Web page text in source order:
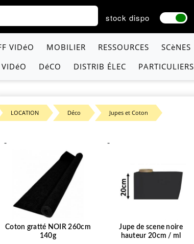
stock dispo
VIDéO MOBILIER RESSOURCES SCèNES
DéCO DISTRIB ÉLEC PARTICULIERS
LOCATION Déco Jupes et Coton
-
Coton gratté NOIR 260cm
140g
-
Jupe de scene noire
hauteur 20cm / ml